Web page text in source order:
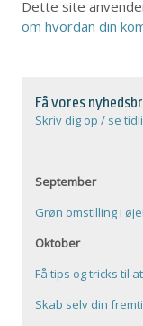
Dette site
om hvordan din
Få vores
Skriv dig op / se
September
Grøn omstilling i
Oktober
Få tips og tricks til
Skab selv din